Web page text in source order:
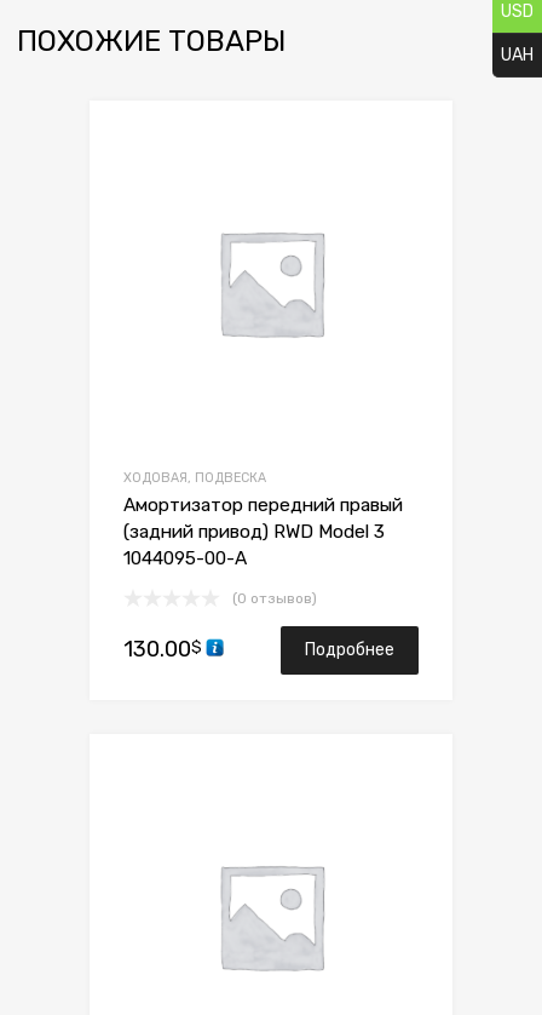
ПОХОЖИЕ ТОВАРЫ
ХОДОВАЯ, ПОДВЕСКА
Амортизатор передний правый
(задний привод) RWD Model 3
1044095-00-A
(0 отзывов)
130.00$ Подробнее
USD
UAH